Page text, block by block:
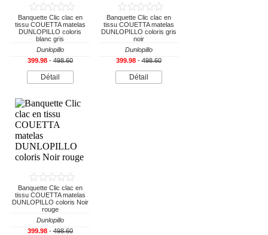
Banquette Clic clac en
tissu COUETTA matelas
DUNLOPILLO coloris
blanc gris
Dunlopillo
399.98-498.60
Détail
Banquette Clic clac en
tissu COUETTA matelas
DUNLOPILLO coloris gris
noir
Dunlopillo
399.98-498.60
Détail
Banquette Clic clac en
tissu COUETTA matelas
DUNLOPILLO coloris Noir
rouge
Dunlopillo
399.98-498.60